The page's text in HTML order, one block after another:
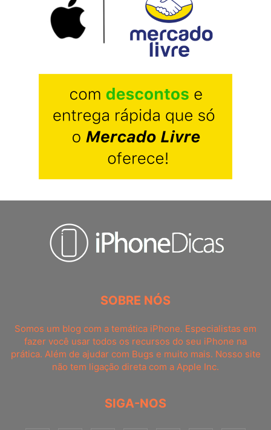
SOBRE NÓS
Somos um blog com a temática iPhone. Especialistas em
fazer você usar todos os recursos do seu iPhone na
prática. Além de ajudar com Bugs e muito mais. Nosso site
não tem ligação direta com a Apple Inc.
SIGA-NOS